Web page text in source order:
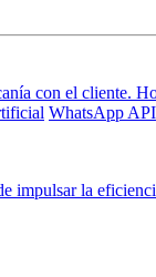
con el cliente.
WhatsApp API
impulsar la